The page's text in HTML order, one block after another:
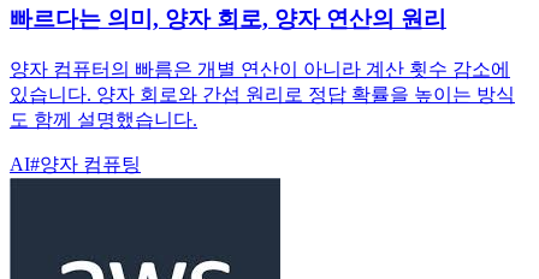
빠르다는 의미, 양자 회로, 양자 연산의 원리
양자 컴퓨터의 빠름은 개별 연산이 아니라 계산 횟수 감소에
있습니다. 양자 회로와 간섭 원리로 정답 확률을 높이는 방식
도 함께 설명했습니다.
AI#양자 컴퓨팅